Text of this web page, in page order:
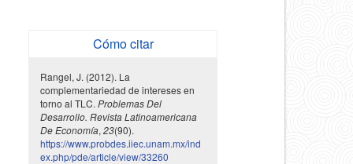
Cómo citar
Rangel, J. (2012). La
complementariedad de intereses en
torno al TLC. Problemas Del
Desarrollo. Revista Latinoamericana
De Economía, 23(90).
https://www.probdes.iiec.unam.mx/ind
ex.php/pde/article/view/33260